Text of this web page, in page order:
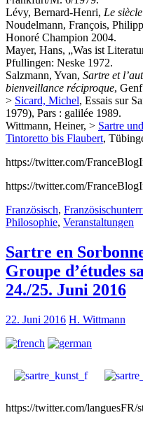
Lévy, Bernard-Henri, Le
Noudelmann, François,
Honoré Champion 2004.
Mayer, Hans, „Was ist
Pfullingen: Neske 1972.
Salzmann, Yvan, Sartre et
bienveillance réciproque,
> Sicard, Michel, Essais sur
1979), Pars : galilée 1989.
Wittmann, Heiner, > Sartre
Tintoretto bis Flaubert,
https://twitter.com/
https://twitter.com/
Französisch,
Philosophie, Veranstaltungen
Sartre en
Groupe d’études
24./25. Juni 2016
22. Juni 2016 H. Wittmann
https://twitter.com/languesFR/